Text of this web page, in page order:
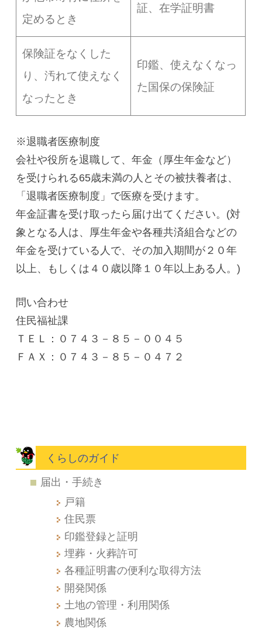
定めるとき
証、在学証明書
保険証をなくした
り、汚れて使えなく
なったとき
印鑑、使えなくなっ
た国保の保険証
※退職者医療制度
会社や役所を退職して、年金（厚生年金など）
を受けられる65歳未満の人とその被扶養者は、
「退職者医療制度」で医療を受けます。
年金証書を受け取ったら届け出てください。(対
象となる人は、厚生年金や各種共済組合などの
年金を受けている人で、その加入期間が２０年
以上、もしくは４０歳以降１０年以上ある人。)
問い合わせ
住民福祉課
ＴＥＬ：０７４３－８５－００４５
ＦＡＸ：０７４３－８５－０４７２
くらしのガイド
届出・手続き
戸籍
住民票
印鑑登録と証明
埋葬・火葬許可
各種証明書の便利な取得方法
開発関係
土地の管理・利用関係
農地関係